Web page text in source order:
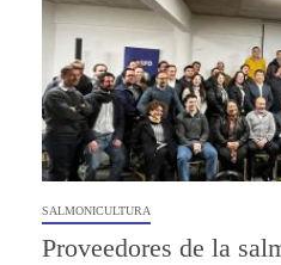
SALMONICULTURA
Proveedores de la